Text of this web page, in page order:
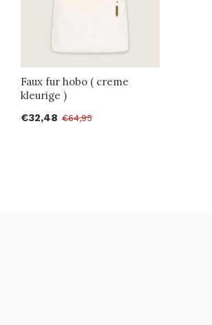
Faux fur hobo ( creme
kleurige )
€32,48 €64,95